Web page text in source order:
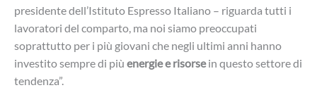
presidente dell’Istituto Espresso Italiano – riguarda tutti i
lavoratori del comparto, ma noi siamo preoccupati
soprattutto per i più giovani che negli ultimi anni hanno
investito sempre di più energie e risorsein questo settore di
tendenza”.